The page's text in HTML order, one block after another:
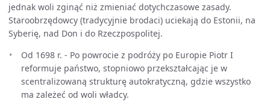
jednak woli zginąć niż zmieniać dotychczasowe zasady.
Staroobrzędowcy (tradycyjnie brodaci) uciekają do Estonii, na
Syberię, nad Don i do Rzeczpospolitej.
Od 1698 r. - Po powrocie z podróży po Europie Piotr I
reformuje państwo, stopniowo przekształcając je w
scentralizowaną strukturę autokratyczną, gdzie wszystko
ma zależeć od woli władcy.